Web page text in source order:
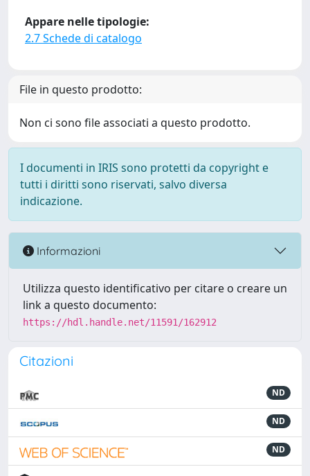
Appare nelle tipologie:
2.7 Schede di catalogo
File in questo prodotto:
Non ci sono file associati a questo prodotto.
I documenti in IRIS sono protetti da copyright e
tutti i diritti sono riservati, salvo diversa
indicazione.
Informazioni
Utilizza questo identificativo per citare o creare un
link a questo documento:
https://hdl.handle.net/11591/162912
Citazioni
ND
ND
ND